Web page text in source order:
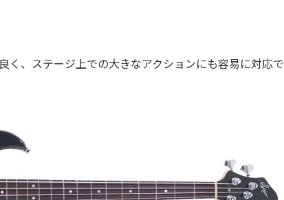
く、ステージ上での大きなアクションにも容易に対応で